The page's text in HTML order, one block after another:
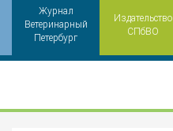
Журнал
Ветеринарный
Петербург
Издательство
СПбВО